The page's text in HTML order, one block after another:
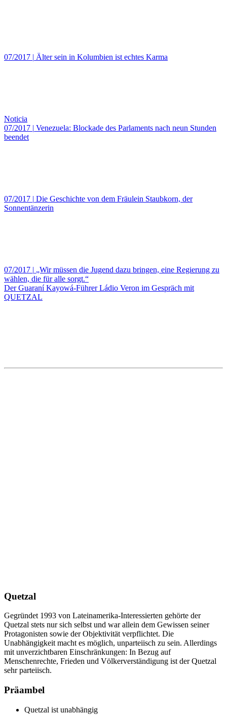
07/2017 | Älter sein in Kolumbien ist echtes Karma
Noticia
07/2017 | Venezuela: Blockade des Parlaments nach neun Stunden
beendet
07/2017 | Die Geschichte von dem Fräulein Staubkorn, der
Sonnentänzerin
07/2017 | „Wir müssen die Jugend dazu bringen, eine Regierung zu
wählen, die für alle sorgt.“
Der Guaraní Kayowá-Führer Ládio Veron im Gespräch mit
QUETZAL
Quetzal
Gegründet 1993 von Lateinamerika-Interessierten gehörte der
Quetzal stets nur sich selbst und war allein dem Gewissen seiner
Protagonisten sowie der Objektivität verpflichtet. Die
Unabhängigkeit macht es möglich, unparteiisch zu sein. Allerdings
mit unverzichtbaren Einschränkungen: In Bezug auf
Menschenrechte, Frieden und Völkerverständigung ist der Quetzal
sehr parteiisch.
Präambel
Quetzal ist unabhängig